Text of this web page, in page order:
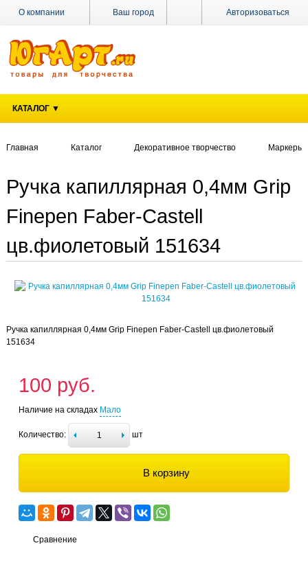
Ваш город Авторизоваться
О компании
Оплата
Наши
магазины
Новости
Контакты
КАТАЛОГ ▼
Главная Каталог Декоративное творчество Маркеры,
Ручка капиллярная 0,4мм Grip
Finepen Faber-Castell
цв.фиолетовый 151634
Ручка капиллярная 0,4мм Grip Finepen Faber-Castell цв.фиолетовый
151634
100 руб.
Наличие на складах Мало
Количество: шт
В корзину
Сравнение